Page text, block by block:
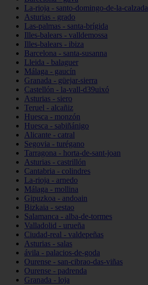
La-rioja - santo-domingo-de-la-calzada
Asturias - grado
Las-palmas - santa-brígida
Illes-balears - valldemossa
Illes-balears - ibiza
Barcelona - santa-susanna
Lleida - balaguer
Málaga - gaucín
Granada - güejar-sierra
Castellón - la-vall-d39uixó
Asturias - siero
Teruel - alcañiz
Huesca - monzón
Huesca - sabiñánigo
Alicante - catral
Segovia - turégano
Tarragona - horta-de-sant-joan
Asturias - castrillón
Cantabria - colindres
La-rioja - arnedo
Málaga - mollina
Gipuzkoa - andoain
Bizkaia - sestao
Salamanca - alba-de-tormes
Valladolid - urueña
Ciudad-real - valdepeñas
Asturias - salas
ávila - palacios-de-goda
Ourense - san-cibrao-das-viñas
Ourense - padrenda
Granada - loja